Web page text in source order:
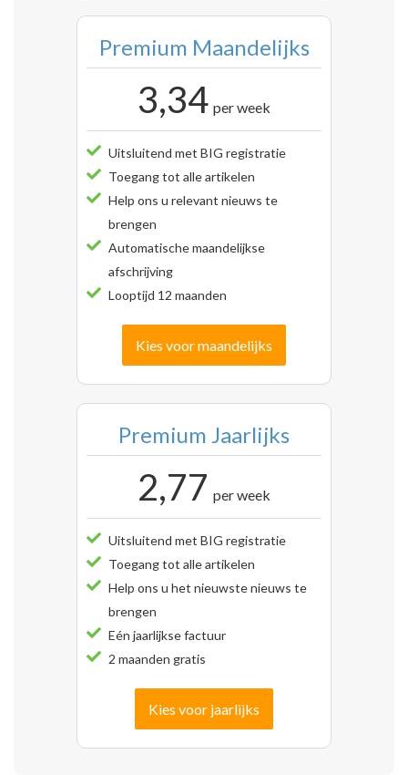
Premium Maandelijks
3,34 per week
Uitsluitend met BIG registratie
Toegang tot alle artikelen
Help ons u relevant nieuws te
brengen
Automatische maandelijkse
afschrijving
Looptijd 12 maanden
Kies voor maandelijks
Premium Jaarlijks
2,77 per week
Uitsluitend met BIG registratie
Toegang tot alle artikelen
Help ons u het nieuwste nieuws te
brengen
Eén jaarlijkse factuur
2 maanden gratis
Kies voor jaarlijks